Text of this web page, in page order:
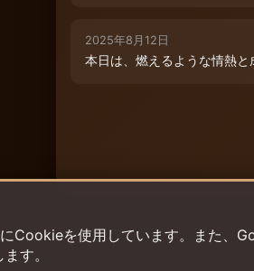
2025年8月12日
本日は、燃えるような情熱
Cookieを使用しています。また、
す。